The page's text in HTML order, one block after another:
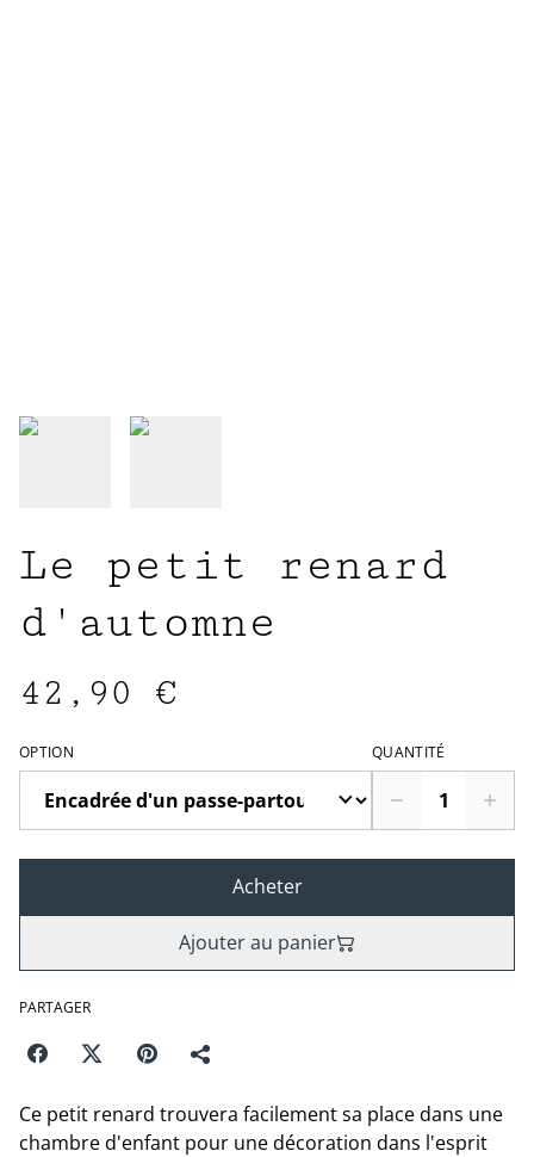
Le petit renard
d'automne
42,90 €
OPTION QUANTITÉ
Acheter
Ajouter au panier
PARTAGER
Ce petit renard trouvera facilement sa place dans une
chambre d'enfant pour une décoration dans l'esprit